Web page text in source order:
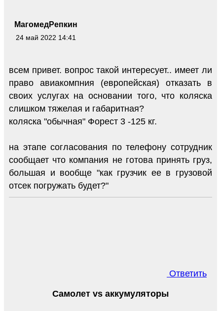
МагомедРепкин
24 май 2022 14:41
всем привет. вопрос такой интересует.. имеет ли
право авиакомпния (европейская) отказать в
своих услугах на основании того, что коляска
слишком тяжелая и габаритная?
коляска "обычная" Форест 3 -125 кг.
на этапе согласования по телефону сотрудник
сообщает что компания не готова принять груз,
большая и вообще "как грузчик ее в грузовой
отсек погружать будет?"
Ответить
Самолет vs аккумуляторы